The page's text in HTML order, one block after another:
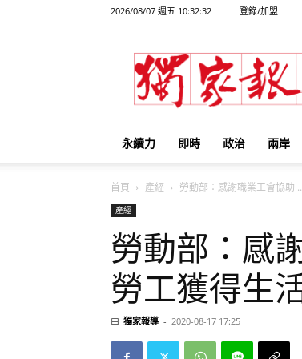
2026/08/07 週五 10:32:32 登錄/加盟
獨
家
報
永續力 即時 政治 兩岸
首頁 產經 勞動部：感謝職業工會協助
產經
勞動部：感
勞工獲得生
由 獨家報導 - 2020-08-17 17:25